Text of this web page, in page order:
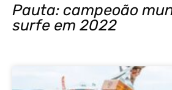
Pauta: campeoão
surfe em 2022